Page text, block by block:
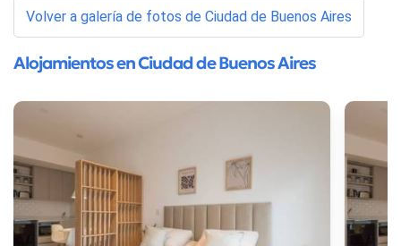
Volver a galería de fotos de Ciudad de Buenos Aires
Alojamientos en Ciudad de Buenos Aires